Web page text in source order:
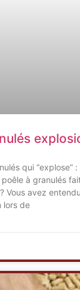
qui “explose”
poêle à granulés
Vous avez
lors de